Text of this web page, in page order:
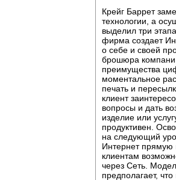
Крейг Баррет
технологии, а
выделил три
фирма создает
о себе и своей
брошюра
преимущества
моментальное
печать и
клиент
вопросы и дать
изделие или
продуктивен.
на следующий
Интернет прямую
клиентам
через Сеть.
предполагает,